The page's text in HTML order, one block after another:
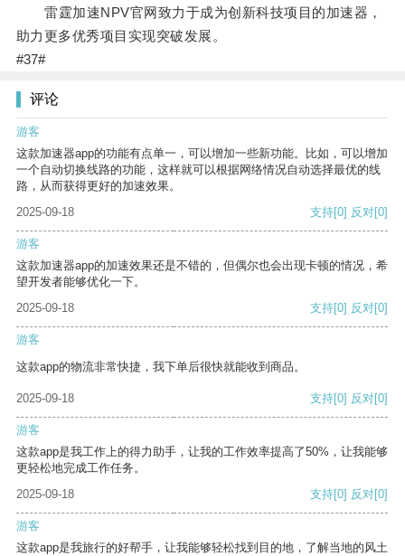
雷霆加速NPV官网致力于成为创新科技项目的加速器，
助力更多优秀项目实现突破发展。
#37#
评论
游客
这款加速器app的功能有点单一，可以增加一些新功能。比如，可以增加
一个自动切换线路的功能，这样就可以根据网络情况自动选择最优的线
路，从而获得更好的加速效果。
2025-09-18
支持[0] 反对[0]
游客
这款加速器app的加速效果还是不错的，但偶尔也会出现卡顿的情况，希
望开发者能够优化一下。
2025-09-18
支持[0] 反对[0]
游客
这款app的物流非常快捷，我下单后很快就能收到商品。
2025-09-18 支持[0] 反对[0]
游客
这款app是我工作上的得力助手，让我的工作效率提高了50%，让我能够
更轻松地完成工作任务。
2025-09-18
支持[0] 反对[0]
游客
这款app是我旅行的好帮手，让我能够轻松找到目的地，了解当地的风土